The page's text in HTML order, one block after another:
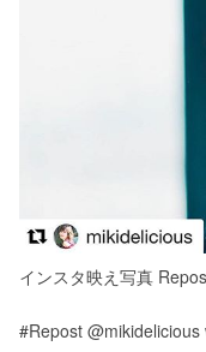
インスタ映え写真
#Repost